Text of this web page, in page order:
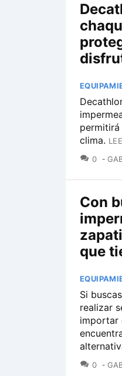
clima.
0
Con
que
Si
realizar
importar
0